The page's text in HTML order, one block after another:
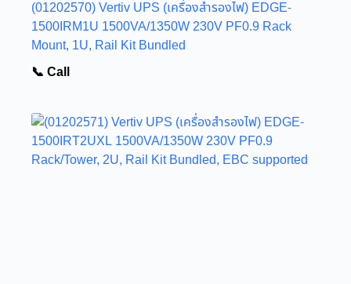
(01202570) Vertiv UPS (เครื่องสำรองไฟ) EDGE-
1500IRM1U 1500VA/1350W 230V PF0.9 Rack
Mount, 1U, Rail Kit Bundled
📞 Call